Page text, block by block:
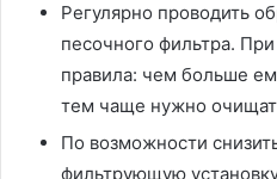
Регулярно проводить
песочного фильтра.
правила: чем больше
тем чаще нужно
По возможности
фильтрующую